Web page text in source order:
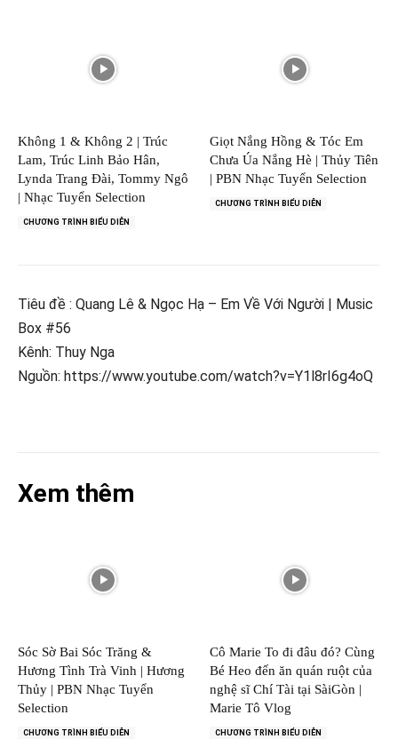
Không 1 & Không 2 | Trúc
Lam, Trúc Linh Bảo Hân,
Lynda Trang Đài, Tommy Ngô
| Nhạc Tuyển Selection
CHƯƠNG TRÌNH BIỂU DIỄN
Giọt Nắng Hồng & Tóc Em
Chưa Úa Nắng Hè | Thủy Tiên
| PBN Nhạc Tuyển Selection
CHƯƠNG TRÌNH BIỂU DIỄN
Tiêu đề : Quang Lê & Ngọc Hạ – Em Về Với Người | Music
Box #56
Kênh: Thuy Nga
Nguồn: https://www.youtube.com/watch?v=Y1l8rI6g4oQ
Xem thêm
Sóc Sờ Bai Sóc Trăng &
Hương Tình Trà Vinh | Hương
Thủy | PBN Nhạc Tuyển
Selection
CHƯƠNG TRÌNH BIỂU DIỄN
Cô Marie To đi đâu đó? Cùng
Bé Heo đến ăn quán ruột của
nghệ sĩ Chí Tài tại SàiGòn |
Marie Tô Vlog
CHƯƠNG TRÌNH BIỂU DIỄN